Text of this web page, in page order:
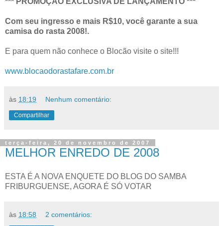
Com seu ingresso e mais R$10, você garante a sua
camisa do rasta 2008!.
E para quem não conhece o Blocão visite o site!!!
www.blocaodorastafare.com.br
às 18:19 Nenhum comentário:
Compartilhar
terça-feira, 20 de novembro de 2007
MELHOR ENREDO DE 2008
ESTA É A NOVA ENQUETE DO BLOG DO SAMBA
FRIBURGUENSE, AGORA É SÓ VOTAR
às 18:58 2 comentários: